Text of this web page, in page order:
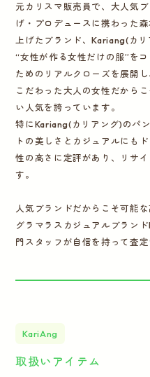
元カリスマ販売員で、大人気
げ・プロデュースに携わった
上げたブランド、Kariang(カリ
“女性が作る女性だけの服”を
ためのリアルクローズを展開
こだわった大人の女性だから
い人気を誇っています。
特にKariang(カリアング)のパ
トの美しさとカジュアルにも
性の高さに定評があり、リサ
す。
人気ブランドだからこそ可能な
グラマラスカジュアルブラン
門スタッフが自信を持って査定
KariAng
取扱いアイテム